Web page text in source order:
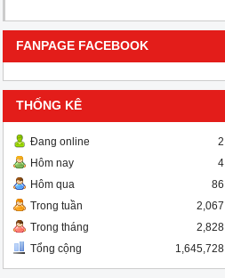
FANPAGE FACEBOOK
THỐNG KÊ
Đang online
2
Hôm nay
4
Hôm qua
86
Trong tuần
2,067
Trong tháng
2,828
Tổng cộng
1,645,728